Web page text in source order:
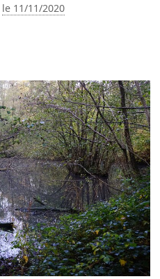
le 11/11/2020